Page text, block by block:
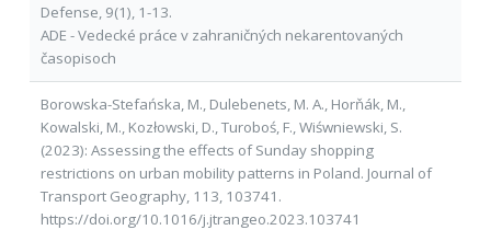
Defense, 9(1), 1-13.
ADE - Vedecké práce v zahraničných nekarentovaných
časopisoch
Borowska-Stefańska, M., Dulebenets, M. A., Horňák, M.,
Kowalski, M., Kozłowski, D., Turoboś, F., Wiśwniewski, S.
(2023): Assessing the effects of Sunday shopping
restrictions on urban mobility patterns in Poland. Journal of
Transport Geography, 113, 103741.
https://doi.org/10.1016/j.jtrangeo.2023.103741